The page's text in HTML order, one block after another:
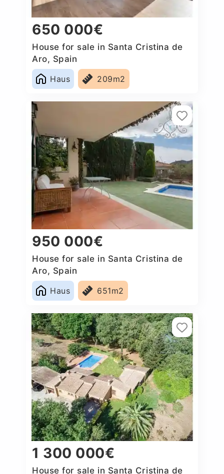
650 000€
House for sale in Santa Cristina de
Aro, Spain
Haus
209m2
950 000€
House for sale in Santa Cristina de
Aro, Spain
Haus
651m2
1 300 000€
House for sale in Santa Cristina de